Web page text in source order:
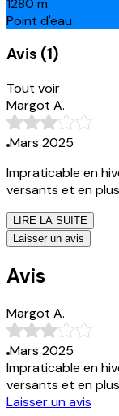
Point d'eau
Avis (1)
Tout voir
Margot A.
Mars 2025
Impraticable en
versants et en
LIRE LA SUITE
Laisser un avis
Avis
Margot A.
Mars 2025
Impraticable en
versants et en
Laisser un avis